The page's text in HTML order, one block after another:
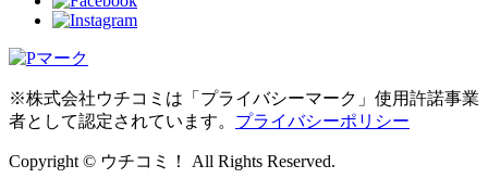
※株式会社ウチコミは「プライバシーマーク」使用許諾事業
者として認定されています。 プライバシーポリシー
Copyright © ウチコミ！ All Rights Reserved.